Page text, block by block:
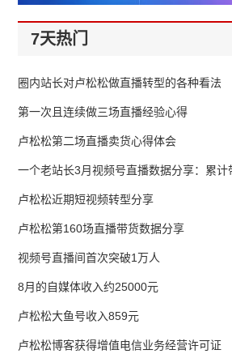
7天热门
圈内站长对卢松松做直播转型的各种看法
第一次且连续做三场直播经验心得
卢松松第二场直播卖货心得体会
一个老站长3月视频号直播数据分享：累计
65万
卢松松近期短视频转型分享
卢松松第160场直播带货数据分享
视频号直播间首次突破1万人
8月的自媒体收入约25000元
卢松松大鱼号收入859元
卢松松博客获得增值电信业务经营许可证